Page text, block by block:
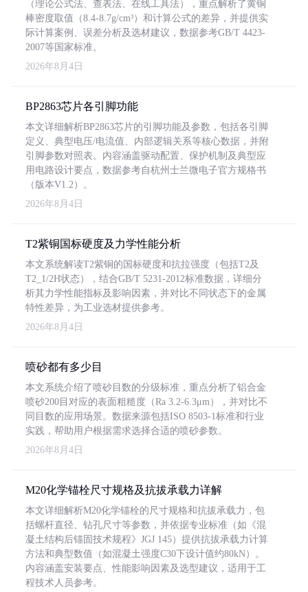
（理论公式法、查表法、在线工具法），重点解析了黄铜
棒密度取值（8.4-8.7g/cm³）和计算公式的差异，并提供实
际计算案例、误差分析及选材建议，数据参考GB/T 4423-
2007等国家标准。
2026年8月4日
BP2863芯片各引脚功能
本文详细解析BP2863芯片的引脚功能及参数，包括各引脚
定义、典型电压/电流值、内部逻辑关系等核心数据，并附
引脚参数对照表。内容涵盖驱动配置、保护机制及典型应
用电路设计要点，数据参考自杭州士兰微电子官方规格书
（版本V1.2）。
2026年8月4日
T2紫铜国标硬度及力学性能分析
本文系统解读T2紫铜的国标硬度和抗拉强度（包括T2及
T2_1/2H状态），结合GB/T 5231-2012标准数据，详细分
析其力学性能指标及影响因素，并对比不同状态下的金属
特性差异，为工业选材提供参考。
2026年8月4日
喷砂都有多少目
本文系统介绍了喷砂目数的分级标准，重点分析了铝合金
喷砂200目对应的表面粗糙度（Ra 3.2-6.3μm），并对比不
同目数的应用场景。数据来源包括ISO 8503-1标准和行业
实践，帮助用户根据需求选择合适的喷砂参数。
2026年8月4日
M20化学锚栓尺寸规格及抗拔承载力详解
本文详细解析M20化学锚栓的尺寸规格和抗拔承载力，包
括螺杆直径、钻孔尺寸等参数，并依据专业标准（如《混
凝土结构后锚固技术规程》JGJ 145）提供抗拔承载力计算
方法和典型数值（如混凝土强度C30下设计值约80kN）。
内容涵盖安装要点、性能影响因素及选型建议，适用于工
程技术人员参考。